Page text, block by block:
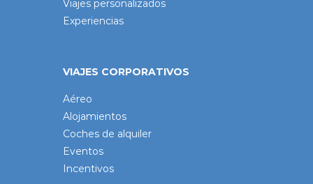
Viajes personalizados
Experiencias
VIAJES CORPORATIVOS
Aéreo
Alojamientos
Coches de alquiler
Eventos
Incentivos